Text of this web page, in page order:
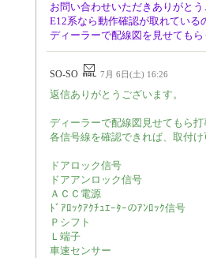
お問い合わせいただきありがとう
E12系なら動作確認が取れている
ディーラーで配線図を見せてもら
SO-SO 7月 6日(土) 16:26
返信ありがとうございます。
ディーラーで配線図見せてもら打
各信号線を確認できれば、取付け
ドアロック信号
ドアアンロック信号
ＡＣＣ電源
ﾄﾞｱﾛｯｸｱｸﾁｭｴｰﾀｰのｱﾝﾛｯｸ信号
Ｐシフト
Ｌ端子
車速センサー